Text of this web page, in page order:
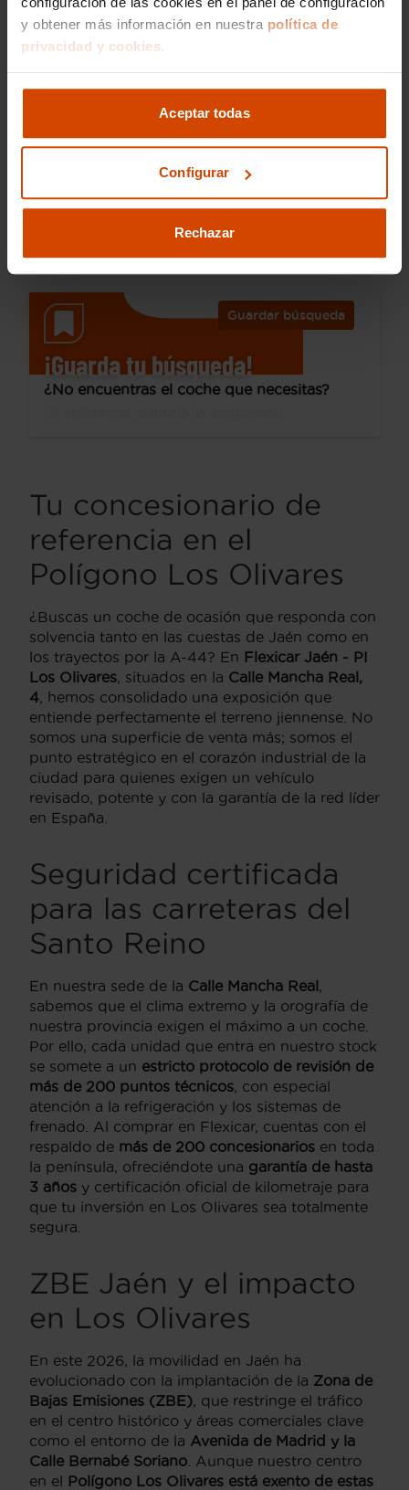
y obtener más información en nuestra política de
privacidad y cookies.
Aceptar todas
Configurar
Rechazar
10.990 €
Desde 145 € /mes*
9.290 €
Club 1.0 Hybrid 51KW (70 CV)
Híbrido no enchufable
Manual
Guardar búsqueda
¡Guarda tu búsqueda!
¿No encuentras el coche que necesitas?
Tu concesionario de
referencia en el
Polígono Los Olivares
¿Buscas un coche de ocasión que responda con
solvencia tanto en las cuestas de Jaén como en
los trayectos por la A-44? En Flexicar Jaén - PI
Los Olivares , situados en la Calle Mancha Real,
4 , hemos consolidado una exposición que
entiende perfectamente el terreno jiennense. No
somos una superficie de venta más; somos el
punto estratégico en el corazón industrial de la
ciudad para quienes exigen un vehículo
revisado, potente y con la garantía de la red líder
en España.
Seguridad certificada
para las carreteras del
Santo Reino
En nuestra sede de la Calle Mancha Real
sabemos que el clima extremo y la orografía de
nuestra provincia exigen el máximo a un coche.
Por ello, cada unidad que entra en nuestro stock
se somete a un estricto protocolo de revisión de
más de 200 puntos técnicos , con especial
atención a la refrigeración y los sistemas de
frenado. Al comprar en Flexicar, cuentas con el
respaldo de más de 200 concesionarios en toda
la península, ofreciéndote una garantía de hasta
3 años y certificación oficial de kilometraje para
que tu inversión en Los Olivares sea totalmente
segura.
ZBE Jaén y el impacto
en Los Olivares
En este 2026, la movilidad en Jaén ha
evolucionado con la implantación de la Zona de
Bajas Emisiones (ZBE) , que restringe el tráfico
en el centro histórico y áreas comerciales clave
como el entorno de la Avenida de Madrid y la
Calle Bernabé Soriano . Aunque nuestro centro
en el Polígono Los Olivares está exento de estas